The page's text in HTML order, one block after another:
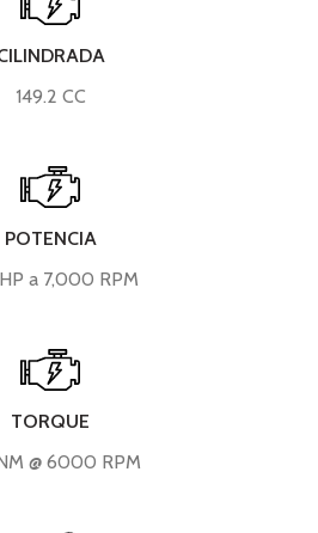
149.2 CC
POTENCIA
a 7,000 RPM
TORQUE
@ 6000 RPM